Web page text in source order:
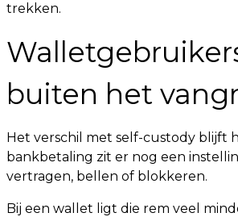
trekken.
buiten het
Het verschil met self-custody blijft
bankbetaling zit er nog een
vertragen, bellen of blokkeren.
Bij een wallet ligt die rem veel